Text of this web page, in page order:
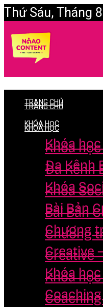
Thứ Sáu, Tháng
Login
TRANG CHỦ
KHÓA HỌC
Khóa
Đa Kênh
Khóa
Bài Bản
Chương
Creative
Khóa
Coaching
TRANG CHỦ
KHÓA HỌC
Khóa
Đa Kênh
Khóa
Bài Bản
Chương
Creative
Khóa
Coaching